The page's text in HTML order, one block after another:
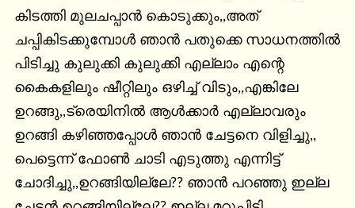
കിടത്തി മുലചപ്പാന്‍ കൊടുക്കും,,അത്
ചപ്പികിടക്കുമ്പോള്‍ ഞാന്‍ പതുക്കെ സാധനത്തില്‍
പിടിച്ചു കുലുക്കി കുലുക്കി എല്ലാം എന്റെ
കൈകളിലും ഷീറ്റിലും ഒഴിച്ച് വിടും,,എങ്കിലേ
ഉറങ്ങു,,ട്രെയിനില്‍ ആള്‍ക്കാര്‍ എല്ലാവരും
ഉറങ്ങി കഴിഞ്ഞപ്പോള്‍ ഞാന്‍ ചേട്ടനെ വിളിച്ചു,,
പെട്ടെന്ന് ഫോണ്‍ ചാടി എടുത്തു എന്നിട്ട്
ചോദിച്ചു,,ഉറങ്ങിയില്ലേ?? ഞാന്‍ പറഞ്ഞു ഇല്ല